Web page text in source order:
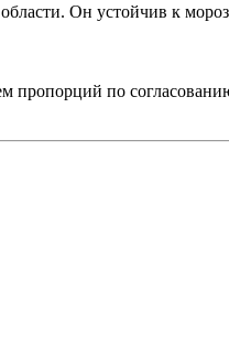
Он устойчив к
пропорций по